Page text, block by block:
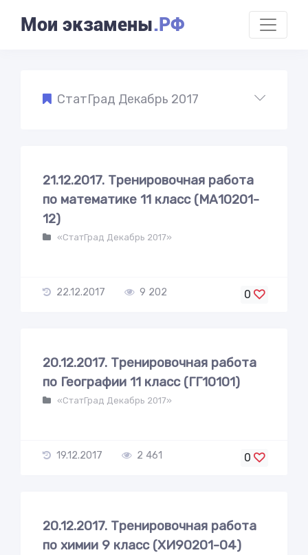
Мои экзамены.РФ
СтатГрад Декабрь 2017
21.12.2017. Тренировочная работа
по математике 11 класс (МА10201-
12)
«СтатГрад Декабрь 2017»
22.12.2017 9 202 0
20.12.2017. Тренировочная работа
по Географии 11 класс (ГГ10101)
«СтатГрад Декабрь 2017»
19.12.2017 2 461 0
20.12.2017. Тренировочная работа
по химии 9 класс (ХИ90201-04)